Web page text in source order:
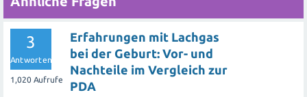
3
Antworten
1,020 Aufrufe
Erfahrungen mit Lachgas
bei der Geburt: Vor- und
Nachteile im Vergleich zur
PDA